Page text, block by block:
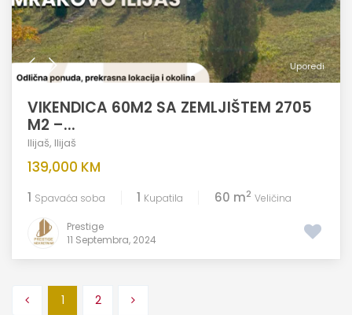
Uporedi
VIKENDICA 60M2 SA ZEMLJIŠTEM 2705
M2 –...
Ilijaš, Ilijaš
139,000 KM
1 Spavaća soba 1 Kupatila 60 m2 Veličina
Prestige
11 Septembra, 2024
1 2